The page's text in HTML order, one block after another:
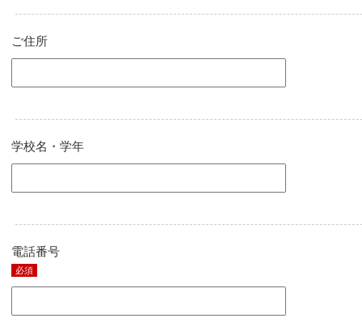
ご住所
学校名・学年
電話番号
必須